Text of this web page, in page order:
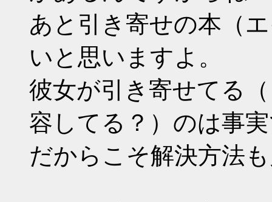
あと引き寄せの本（
いと思いますよ。
彼女が引き寄せてる
容してる？）のは事
だからこそ解決方法